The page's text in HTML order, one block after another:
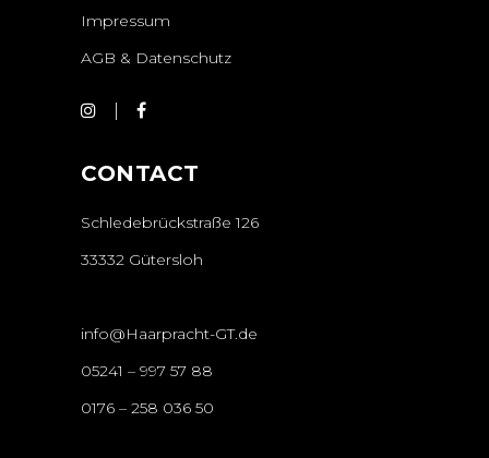
Impressum
AGB & Datenschutz
CONTACT
Schledebrückstraße 126
33332 Gütersloh
info@Haarpracht-GT.de
05241 – 997 57 88
0176 – 258 036 50